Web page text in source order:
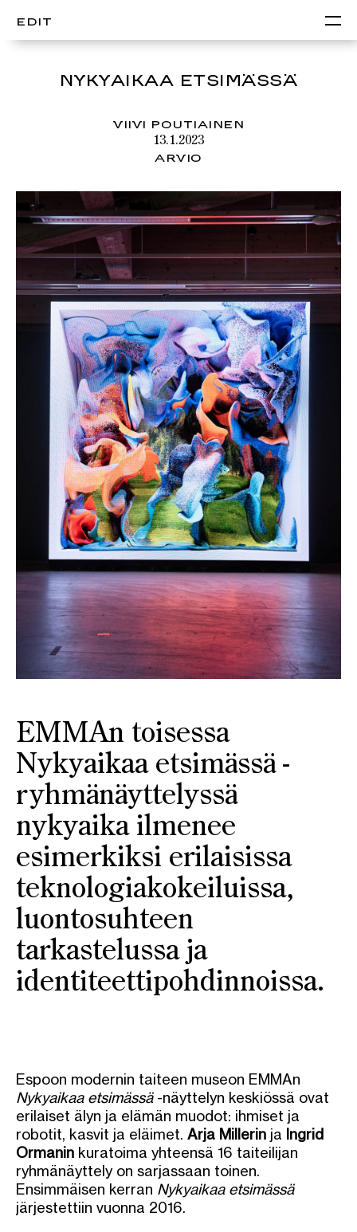
EDIT
NYKYAIKAA ETSIMÄSSÄ
VIIVI POUTIAINEN
13.1.2023
ARVIO
EMMAn toisessa
Nykyaikaa etsimässä -
ryhmänäyttelyssä
nykyaika ilmenee
esimerkiksi erilaisissa
teknologiakokeiluissa,
luontosuhteen
tarkastelussa ja
identiteettipohdinnoissa.
Espoon modernin taiteen museon EMMAn
Nykyaikaa etsimässä-näyttelyn keskiössä ovat
erilaiset älyn ja elämän muodot: ihmiset ja
robotit, kasvit ja eläimet. Arja Millerin ja Ingrid
Ormanin kuratoima yhteensä 16 taiteilijan
ryhmänäyttely on sarjassaan toinen.
Ensimmäisen kerran Nykyaikaa etsimässä
järjestettiin vuonna 2016.